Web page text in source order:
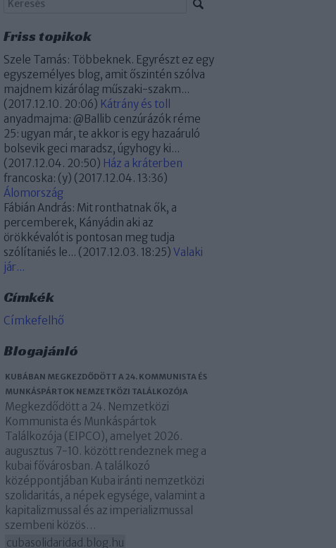
Friss topikok
Szele Tamás: Többeknek. Egyrészt ez egy
egyszemélyes blog, amit őszintén szólva
majdnem kizárólag műszaki-szakm...
(2017.12.10. 20:06) Kátrány és toll
anyadmajma: @Ballib cenzúrázók réme
25: ugyan már, te akkor is egy hazaáruló
bolsevik geci maradsz, úgyhogy ki...
(2017.12.04. 20:50) Ház a kráterben
francoska: (y) (2017.12.04. 13:36)
Álomország
Fábián András: Mit ronthatnak ők, a
percemberek, Kányádin aki az
örökkévalót is pontosan meg tudja
szólítaniés le... (2017.12.03. 18:25) Valaki
jár...
Címkék
Címkefelhő
Blogajánló
KUBÁBAN MEGKEZDŐDÖTT A 24. KOMMUNISTA ÉS
MUNKÁSPÁRTOK NEMZETKÖZI TALÁLKOZÓJA
Megkezdődött a 24. Nemzetközi
Kommunista és Munkáspártok
Találkozója (EIPCO), amelyet 2026.
augusztus 7-10. között rendeznek meg a
kubai fővárosban. A találkozó
középpontjában Kuba iránti nemzetközi
szolidaritás, a népek egysége, valamint a
kapitalizmussal és az imperializmussal
szembeni közös…
cubasolidaridad.blog.hu